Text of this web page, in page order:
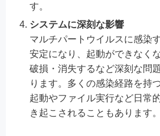
す。
システムに深刻な影響
マルチパートウイルスに感染
安定になり、起動ができなく
破損・消失するなど深刻な問
ります。多くの感染経路を持
起動やファイル実行など日常
き起こされることもあります。